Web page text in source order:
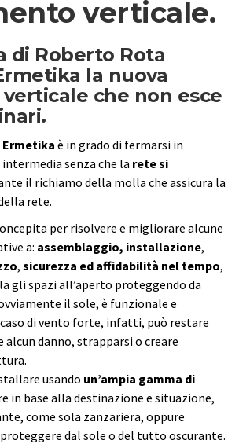
verticale.
di Roberto Rota
la nuova
che non esce
Ermetika è in grado di fermarsi in
senza che la rete si
il richiamo della molla che assicura la
rete.
per risolvere e migliorare alcune
a: assemblaggio, installazione,
, sicurezza ed affidabilità nel tempo,
gli spazi all’aperto proteggendo da
il sole, è funzionale e
di vento forte, infatti, può restare
alcun danno, strapparsi o creare
usando un’ampia gamma di
in base alla destinazione e situazione,
come sola zanzariera, oppure
dal sole o del tutto oscurante.